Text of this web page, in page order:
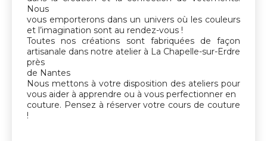
Nous
vous emporterons dans un univers où les couleurs
et l’imagination sont au rendez-vous !
Toutes nos créations sont fabriquées de façon
artisanale dans notre atelier à La Chapelle-sur-Erdre
près
de Nantes
Nous mettons à votre disposition des ateliers pour
vous aider à apprendre ou à vous perfectionner en
couture. Pensez à réserver votre cours de couture
!